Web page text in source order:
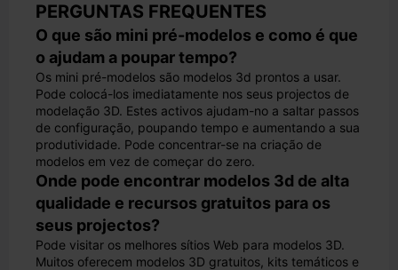
PERGUNTAS FREQUENTES
O que são mini pré-modelos e como é que
o ajudam a poupar tempo?
Os mini pré-modelos são modelos 3d prontos a usar.
Pode colocá-los imediatamente nos seus projectos de
modelação 3D. Estes activos ajudam-no a saltar passos
de configuração, poupando tempo e aumentando a sua
produtividade. Pode concentrar-se na criação de
modelos em vez de começar do zero.
Onde pode encontrar modelos 3d de alta
qualidade e recursos gratuitos para os
seus projectos?
Pode visitar os melhores sítios Web para modelos 3D.
Muitos oferecem modelos 3D gratuitos, kits temáticos e